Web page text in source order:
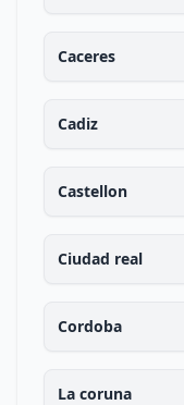
Caceres
Cadiz
Castellon
Ciudad real
Cordoba
La coruna